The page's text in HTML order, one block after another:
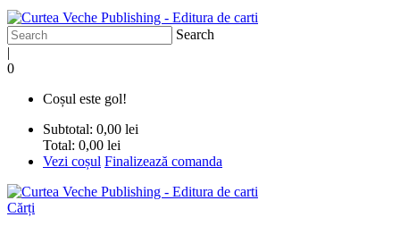
Search
|
0
Coșul este gol!
Subtotal: 0,00 lei
Total: 0,00 lei
Vezi coșul Finalizează comanda
Cărți